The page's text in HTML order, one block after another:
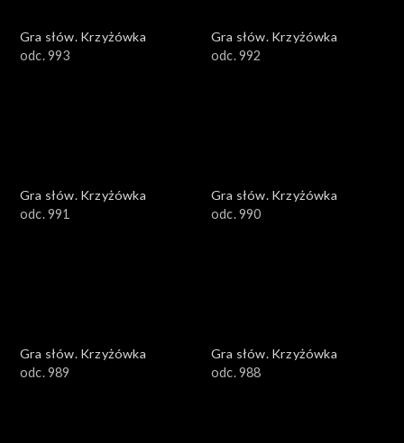
Gra słów. Krzyżówka
odc. 993
Gra słów. Krzyżówka
odc. 992
Gra słów. Krzyżówka
odc. 991
Gra słów. Krzyżówka
odc. 990
Gra słów. Krzyżówka
odc. 989
Gra słów. Krzyżówka
odc. 988